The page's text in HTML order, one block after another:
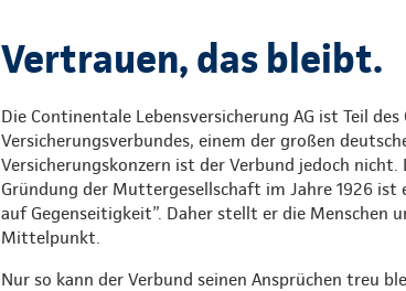
Vertrauen, das bleibt.
Die Continentale Lebensversicherung AG ist Teil
Versicherungsverbundes, einem der großen
Versicherungskonzern ist der Verbund jedoch
Gründung der Muttergesellschaft im Jahre 1926 ist
auf Gegenseitigkeit”. Daher stellt er die Menschen
Mittelpunkt.
Nur so kann der Verbund seinen Ansprüchen treu